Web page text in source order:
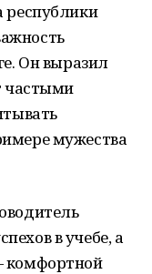
республики
Он выразил
частыми
мужества
в учебе, а
комфортной